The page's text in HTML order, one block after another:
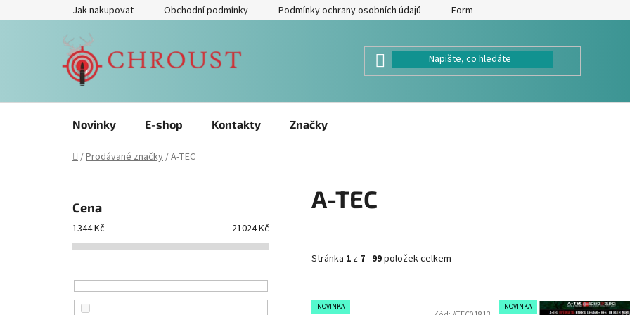
na
Jak nakupovat Obchodní podmínky Podmínky ochrany osobních údajů Formulář pro odstoupení od kupní smlouvy
Novinky E-shop Kontakty Značky
Domů
/Prodávané značky/A-TEC
Cena
1344Kč 21024Kč
A-TEC
Stránka 1 z 7- 99položek celkem
VNOVINKA NOVINKA